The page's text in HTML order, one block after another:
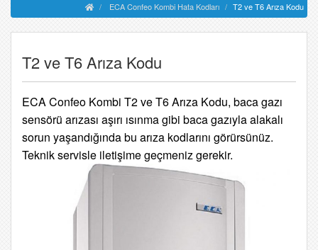
ECA Confeo Kombi Hata Kodları T2 ve T6 Arıza Kodu
T2 ve T6 Arıza Kodu
ECA Confeo Kombi T2 ve T6 Arıza Kodu, baca gazı
sensörü arızası aşırı ısınma gibi baca gazıyla alakalı
sorun yaşandığındabu arıza kodlarını görürsünüz.
Teknik servisle iletişime geçmeniz gerekir.